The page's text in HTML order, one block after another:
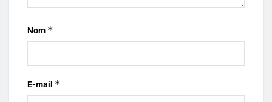
Nom *
E-mail *